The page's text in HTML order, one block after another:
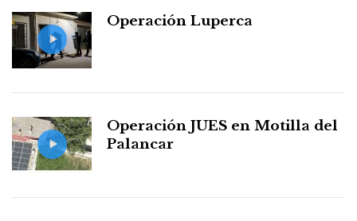
Operación Luperca
Operación JUES en Motilla del
Palancar